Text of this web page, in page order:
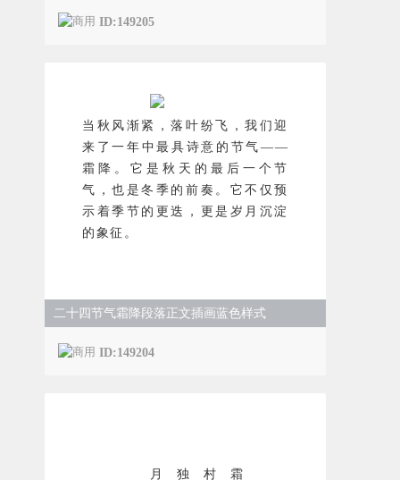
ID:149205
当秋风渐紧，落叶纷飞，我们迎
来了一年中最具诗意的节气——
霜降。它是秋天的最后一个节
气，也是冬季的前奏。它不仅预
示着季节的更迭，更是岁月沉淀
的象征。
二十四节气霜降段落正文插画蓝色样式
ID:149204
月
独
村
霜